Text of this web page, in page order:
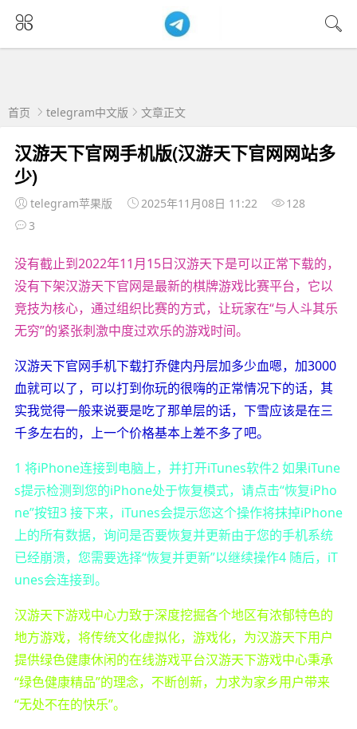
首页 telegram中文版 文章正文
汉游天下官网手机版(汉游天下官网网站多
少)
telegram苹果版 2025年11月08日 11:22
128
3
没有截止到2022年11月15日汉游天下是可以正常下载的，
没有下架汉游天下官网是最新的棋牌游戏比赛平台，它以
竞技为核心，通过组织比赛的方式，让玩家在“与人斗其乐
无穷”的紧张刺激中度过欢乐的游戏时间。
汉游天下官网手机下载打乔健内丹层加多少血嗯，加3000
血就可以了，可以打到你玩的很嗨的正常情况下的话，其
实我觉得一般来说要是吃了那单层的话，下雪应该是在三
千多左右的，上一个价格基本上差不多了吧。
1 将iPhone连接到电脑上，并打开iTunes软件2 如果iTune
s提示检测到您的iPhone处于恢复模式，请点击“恢复iPho
ne”按钮3 接下来，iTunes会提示您这个操作将抹掉iPhone
上的所有数据，询问是否要恢复并更新由于您的手机系统
已经崩溃，您需要选择“恢复并更新”以继续操作4 随后，iT
unes会连接到。
汉游天下游戏中心力致于深度挖掘各个地区有浓郁特色的
地方游戏，将传统文化虚拟化，游戏化，为汉游天下用户
提供绿色健康休闲的在线游戏平台汉游天下游戏中心秉承
“绿色健康精品”的理念，不断创新，力求为家乡用户带来
“无处不在的快乐”。